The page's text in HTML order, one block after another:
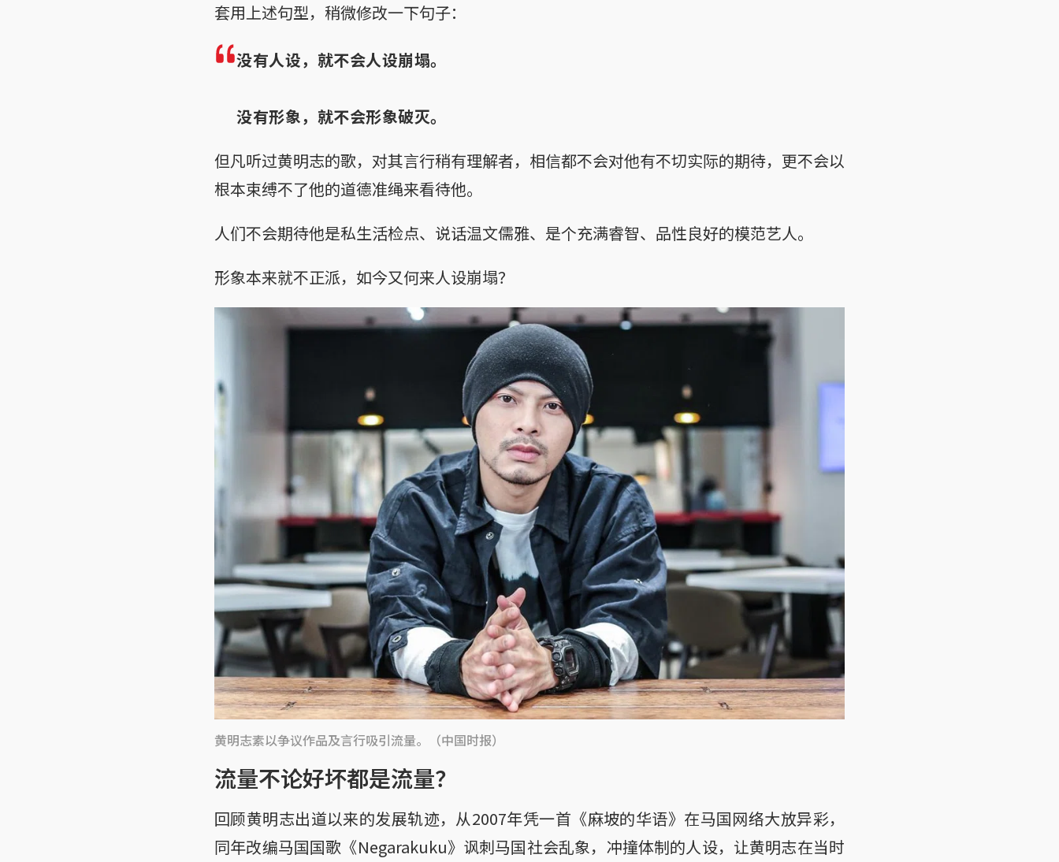
套用上述句型，稍微修改一下句子：
没有人设，就不会人设崩塌。
没有形象，就不会形象破灭。
但凡听过黄明志的歌，对其言行稍有理解者，相信都不会对他有不切实际的期待，更不会以
根本束缚不了他的道德准绳来看待他。
人们不会期待他是私生活检点、说话温文儒雅、是个充满睿智、品性良好的模范艺人。
形象本来就不正派，如今又何来人设崩塌？
黄明志素以争议作品及言行吸引流量。（中国时报）
流量不论好坏都是流量？
回顾黄明志出道以来的发展轨迹，从2007年凭一首《麻坡的华语》在马国网络大放异彩，
同年改编马国国歌《Negarakuku》讽刺马国社会乱象，冲撞体制的人设，让黄明志在当时